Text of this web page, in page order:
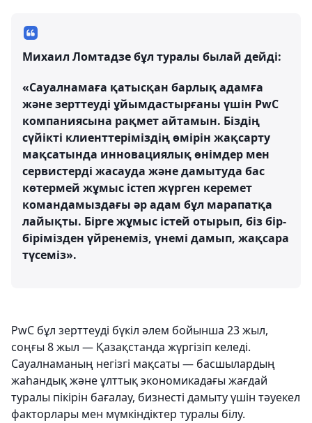
Михаил Ломтадзе бұл туралы былай дейді:
«Сауалнамаға қатысқан барлық адамға
және зерттеуді ұйымдастырғаны үшін PwC
компаниясына рақмет айтамын. Біздің
сүйікті клиенттеріміздің өмірін жақсарту
мақсатында инновациялық өнімдер мен
сервистерді жасауда және дамытуда бас
көтермей жұмыс істеп жүрген керемет
командамыздағы әр адам бұл марапатқа
лайықты. Бірге жұмыс істей отырып, біз бір-
бірімізден үйренеміз, үнемі дамып, жақсара
түсеміз».
PwC бұл зерттеуді бүкіл әлем бойынша 23 жыл,
соңғы 8 жыл — Қазақстанда жүргізіп келеді.
Сауалнаманың негізгі мақсаты — басшылардың
жаһандық және ұлттық экономикадағы жағдай
туралы пікірін бағалау, бизнесті дамыту үшін тәуекел
факторлары мен мүмкіндіктер туралы білу.